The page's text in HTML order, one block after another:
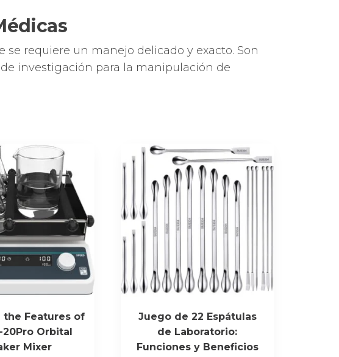
se requiere un manejo delicado y exacto. Son
investigación para la manipulación de
the Features of
20Pro Orbital
Mixer
Juego de 22 Espátulas
de Laboratorio:
Funciones y Beneficios